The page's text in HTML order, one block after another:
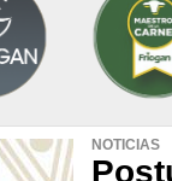
NOTICIAS